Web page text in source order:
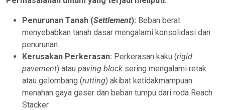
Penurunan Tanah (Settlement): Beban berat
menyebabkan tanah dasar mengalami konsolidasi dan
penurunan.
Kerusakan Perkerasan: Perkerasan kaku (rigid
pavement) atau paving block sering mengalami retak
atau gelombang (rutting) akibat ketidakmampuan
menahan gaya geser dan beban tumpu dari roda Reach
Stacker.